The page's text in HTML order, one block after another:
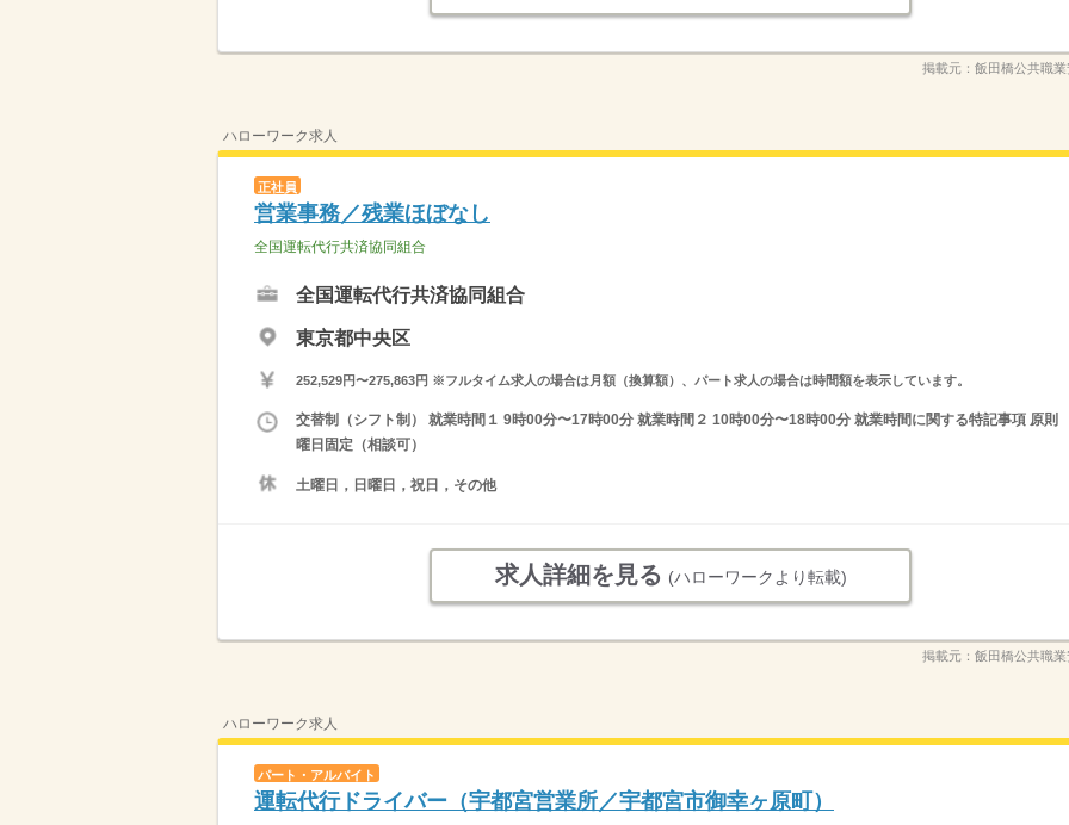
掲載元： 飯田橋公共職
ハローワーク求人
正社員
営業事務／残業ほぼなし
全国運転代行共済協同組合
全国運転代行共済協同組合
東京都中央区
252,529円〜275,863円 ※フルタイム求人の場合は月額（換算額）、パート求人の場合は時間額を表示しています。
交替制（シフト制） 就業時間１ 9時00分〜17時00分 就業時間２ 10時00分〜18時00分 就業時間に関する特記事項 原則
曜日固定（相談可）
土曜日，日曜日，祝日，その他
求人詳細を見る (ハローワークより転載)
掲載元： 飯田橋公共職
ハローワーク求人
パート・アルバイト
運転代行ドライバー（宇都宮営業所／宇都宮市御幸ヶ原町）